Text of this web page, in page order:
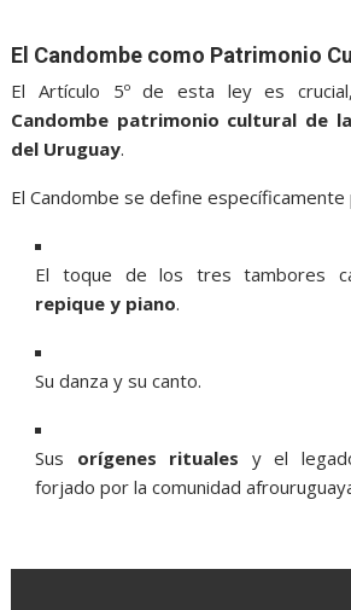
El Candombe como Patrimonio
El Artículo 5º de esta ley es
Candombe patrimonio cultural de
del Uruguay.
El Candombe se define específicamente
El toque de los tres tambores
repique y piano.
Su danza y su canto.
Sus orígenes rituales y el
forjado por la comunidad